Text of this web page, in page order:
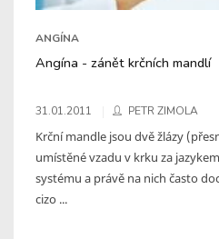
ANGÍNA
Angína - zánět krčních mandlí
31.01.2011 PETR ZIMOLA
Krční mandle jsou dvě žlázy
umístěné vzadu v krku za
systému a právě na nich často
cizo ...